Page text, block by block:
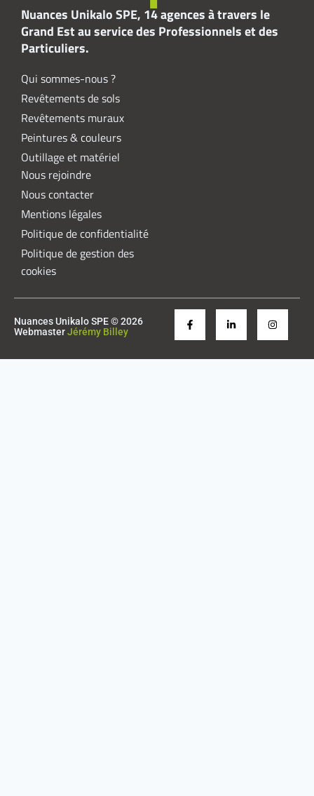
Nuances Unikalo SPE, 14 agences à travers le
Grand Est au service des Professionnels et des
Particuliers.
Qui sommes-nous ?
Revêtements de sols
Revêtements muraux
Peintures & couleurs
Outillage et matériel
Nous rejoindre
Nous contacter
Mentions légales
Politique de confidentialité
Politique de gestion des
cookies
Nuances Unikalo SPE © 2026
WebmasterJérémy Billey